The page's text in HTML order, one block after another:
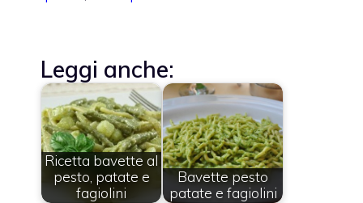
Leggi anche:
Ricetta bavette al
pesto, patate e
fagiolini
Bavette pesto
patate e fagiolini